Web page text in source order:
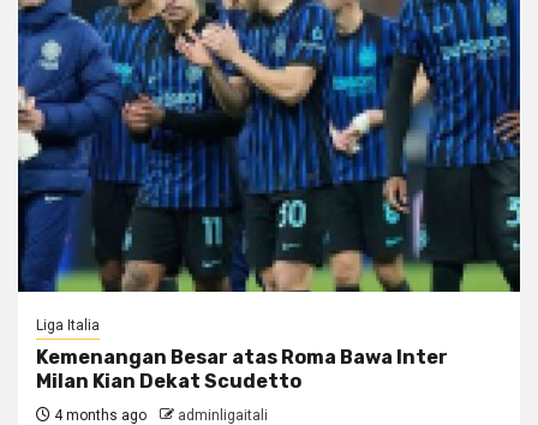
Liga Italia
Kemenangan Besar atas Roma Bawa Inter
Milan Kian Dekat Scudetto
4 months ago adminligaitali